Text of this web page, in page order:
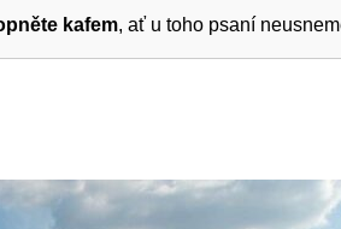
kafem, ať u toho psaní